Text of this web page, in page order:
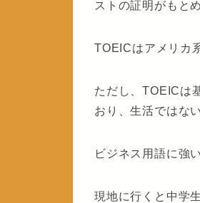
ストの証明がもと
TOEICはアメリカ
ただし、TOEICは
おり、生活ではな
ビジネス用語に強
現地に行くと中学